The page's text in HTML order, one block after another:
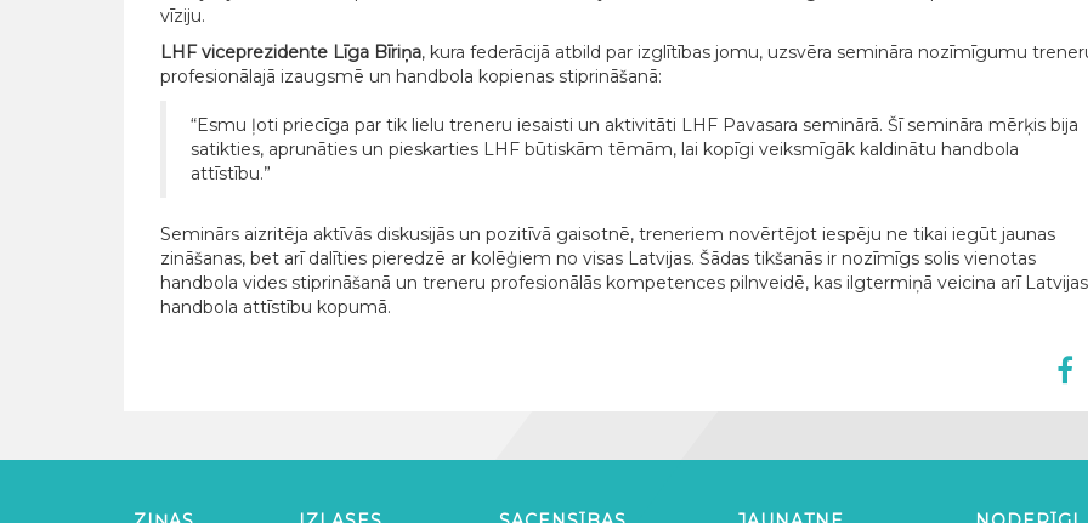
vīziju.
LHF viceprezidente Līga Bīriņa, kura federācijā atbild par izglītības jomu, uzsvēra semināra nozīmīgumu
profesionālajā izaugsmē un handbola kopienas stiprināšanā:
“Esmu ļoti priecīga par tik lielu treneru iesaisti un aktivitāti LHF Pavasara seminārā. Šī semināra mērķis bija
satikties, aprunāties un pieskarties LHF būtiskām tēmām, lai kopīgi veiksmīgāk kaldinātu handbola
attīstību.”
Seminārs aizritēja aktīvās diskusijās un pozitīvā gaisotnē, treneriem novērtējot iespēju ne tikai iegūt jaunas
zināšanas, bet arī dalīties pieredzē ar kolēģiem no visas Latvijas. Šādas tikšanās ir nozīmīgs solis vienotas
handbola vides stiprināšanā un treneru profesionālās kompetences pilnveidē, kas ilgtermiņā veicina arī Latvijas
handbola attīstību kopumā.